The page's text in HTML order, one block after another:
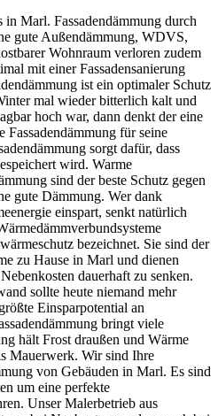
Marl. Fassadendämmung durch
gute Außendämmung, WDVS,
Wohnraum verloren zudem
mit einer Fassadensanierung
ist ein optimaler Schutz
mal wieder bitterlich kalt und
hoch war, dann denkt der eine
Fassadendämmung für seine
sorgt dafür, dass
wird. Warme
sind der beste Schutz gegen
gute Dämmung. Wer dank
einspart, senkt natürlich
bezeichnet. Sie sind der
zu Hause in Marl und dienen
dauerhaft zu senken.
sollte heute niemand mehr
Einsparpotential an
bringt viele
hält Frost draußen und Wärme
Mauerwerk. Wir sind Ihre
von Gebäuden in Marl. Es sind
um eine perfekte
Unser Malerbetrieb aus